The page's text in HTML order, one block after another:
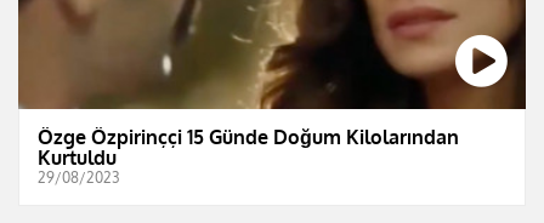
Özge Özpirinççi 15 Günde Doğum Kilolarından
Kurtuldu
29/08/2023